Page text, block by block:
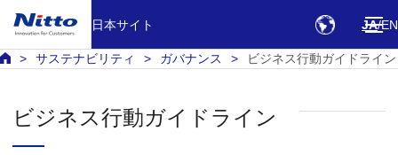
日本サイト JA EN
サステナビリティ ガバナンス ビジネス行動ガイドライン
ビジネス行動ガイドライン